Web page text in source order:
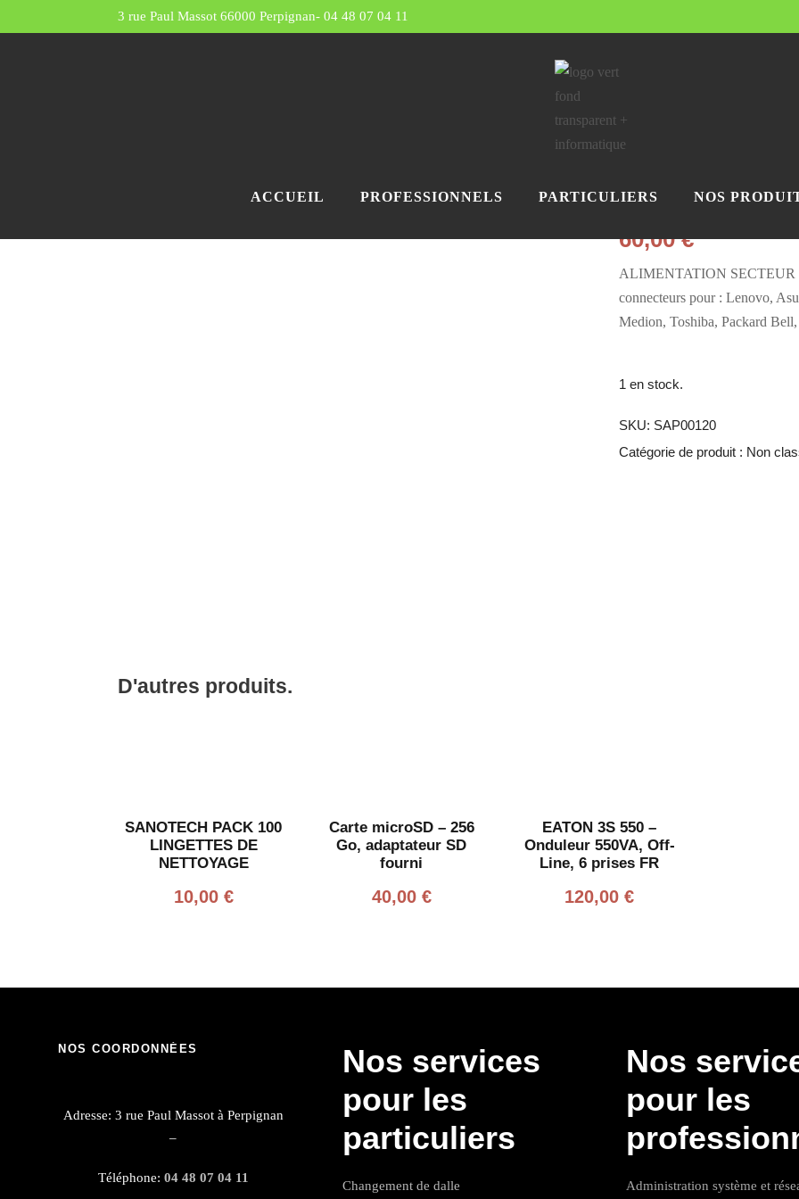
3 rue Paul Massot 66000 Perpignan- 04 48 07 04 11
ACCUEIL PROFESSIONNELS PARTICULIERS NOS
60,00€
ALIMENTATION
connecteurs pour : Lenovo,
Medion, Toshiba, Packard
1 en stock.
SKU: SAP00120
Catégorie de produit : Non
D'autres produits.
SANOTECH PACK 100
LINGETTES DE
NETTOYAGE
10,00 €
Carte microSD – 256
Go, adaptateur SD
fourni
40,00 €
EATON 3S 550 –
Onduleur 550VA, Off-
Line, 6 prises FR
120,00 €
NOS COORDONNÉES
Adresse: 3 rue Paul Massot à Perpignan
–
Téléphone: 04 48 07 04 11
Nos services
pour les
particuliers
Changement de dalle
Nos
pour les
Administration système et